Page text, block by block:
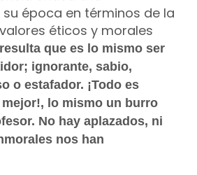
época en términos de la
éticos y morales
que es lo mismo ser
ignorante, sabio,
o estafador. ¡Todo es
mejor!, lo mismo un burro
No hay aplazados, ni
nos han